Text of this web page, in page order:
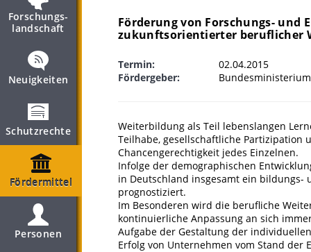
Forschungs­
landschaft
Neuigkeiten
Schutzrechte
Fördermittel
Personen
Förderung von Forschungs- und
zukunftsorientierter beruflicher
Termin:
02.04.2015
Fördergeber:
Weiterbildung als Teil lebenslangen
Teilhabe, gesellschaftliche Partizipation
Chancengerechtigkeit jedes Einzelnen.
Infolge der demographischen
in Deutschland insgesamt ein bildungs-
prognostiziert.
Im Besonderen wird die berufliche
kontinuierliche Anpassung an sich
Aufgabe der Gestaltung der
Erfolg von Unternehmen vom Stand